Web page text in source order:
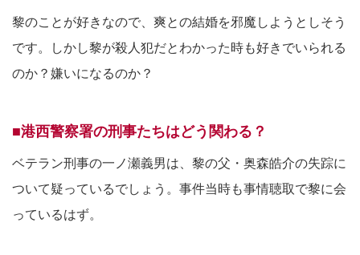
黎のことが好きなので、爽との結婚を邪魔しようとしそう
です。しかし黎が殺人犯だとわかった時も好きでいられる
のか？嫌いになるのか？
■港西警察署の刑事たちはどう関わる？
ベテラン刑事の一ノ瀬義男は、黎の父・奥森皓介の失踪に
ついて疑っているでしょう。事件当時も事情聴取で黎に会
っているはず。